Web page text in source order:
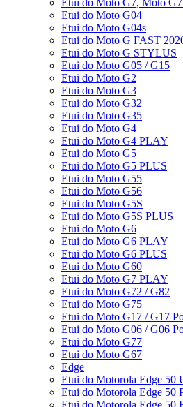
Etui do Moto G7, Moto
Etui do Moto G04
Etui do Moto G04s
Etui do Moto G FAST
Etui do Moto G STYLUS
Etui do Moto G05 / G15
Etui do Moto G2
Etui do Moto G3
Etui do Moto G32
Etui do Moto G35
Etui do Moto G4
Etui do Moto G4 PLAY
Etui do Moto G5
Etui do Moto G5 PLUS
Etui do Moto G55
Etui do Moto G56
Etui do Moto G5S
Etui do Moto G5S PLUS
Etui do Moto G6
Etui do Moto G6 PLAY
Etui do Moto G6 PLUS
Etui do Moto G60
Etui do Moto G7 PLAY
Etui do Moto G72 / G82
Etui do Moto G75
Etui do Moto G17 / G17
Etui do Moto G06 / G06
Etui do Moto G77
Etui do Moto G67
Edge
Etui do Motorola Edge 50
Etui do Motorola Edge 50
Etui do Motorola Edge 50